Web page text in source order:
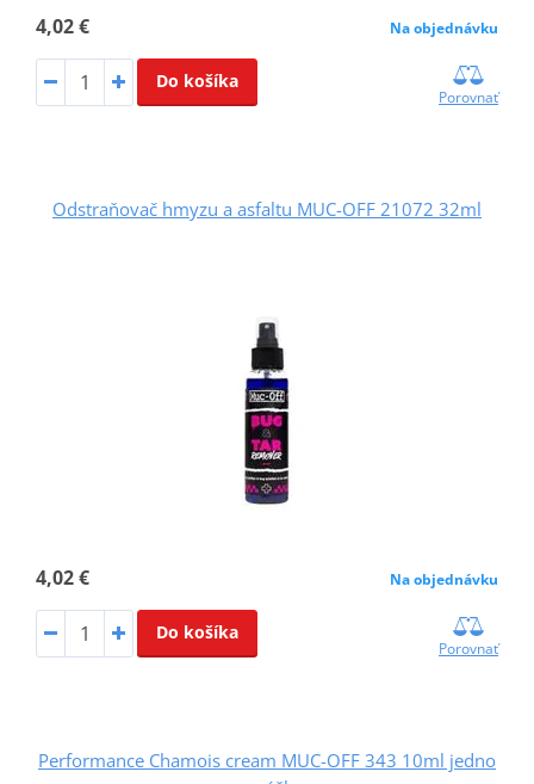
4,02 € Na objednávku
Do košíka
Porovnať
Odstraňovač hmyzu a asfaltu MUC-OFF 21072 32ml
4,02 € Na objednávku
Do košíka
Porovnať
Performance Chamois cream MUC-OFF 343 10ml jedno